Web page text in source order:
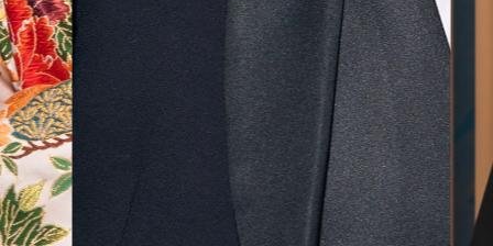
無料相談予約
来店・オンライン